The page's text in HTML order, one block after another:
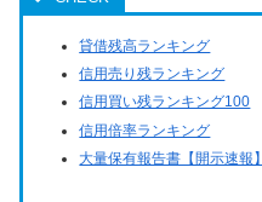
貸借残高ランキング
信用売り残ランキング
信用買い残ランキング100
信用倍率ランキング
大量保有報告書【開示速報】